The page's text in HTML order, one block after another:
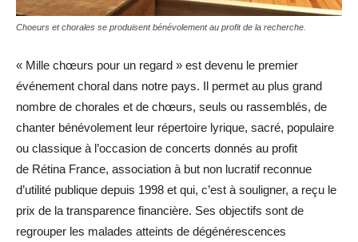
Choeurs et chorales se produisent bénévolement au profit de la recherche.
« Mille chœurs pour un regard » est devenu le premier
événement choral dans notre pays. Il permet au plus grand
nombre de chorales et de chœurs, seuls ou rassemblés, de
chanter bénévolement leur répertoire lyrique, sacré, populaire
ou classique à l’occasion de concerts donnés au profit
de Rétina France, association à but non lucratif reconnue
d’utilité publique depuis 1998 et qui, c’est à souligner, a reçu le
prix de la transparence financière. Ses objectifs sont de
regrouper les malades atteints de dégénérescences